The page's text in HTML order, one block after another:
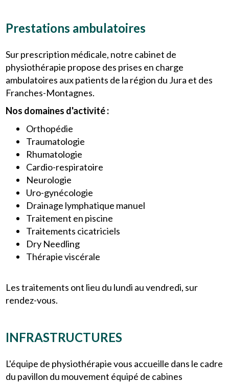
Prestations ambulatoires
Sur prescription médicale, notre cabinet de
physiothérapie propose des prises en charge
ambulatoires aux patients de la région du Jura et des
Franches-Montagnes.
Nos domaines d'activité :
Orthopédie
Traumatologie
Rhumatologie
Cardio-respiratoire
Neurologie
Uro-gynécologie
Drainage lymphatique manuel
Traitement en piscine
Traitements cicatriciels
Dry Needling
Thérapie viscérale
Les traitements ont lieu du lundi au vendredi, sur
rendez-vous.
INFRASTRUCTURES
L'équipe de physiothérapie vous accueille dans le cadre
du pavillon du mouvement équipé de cabines